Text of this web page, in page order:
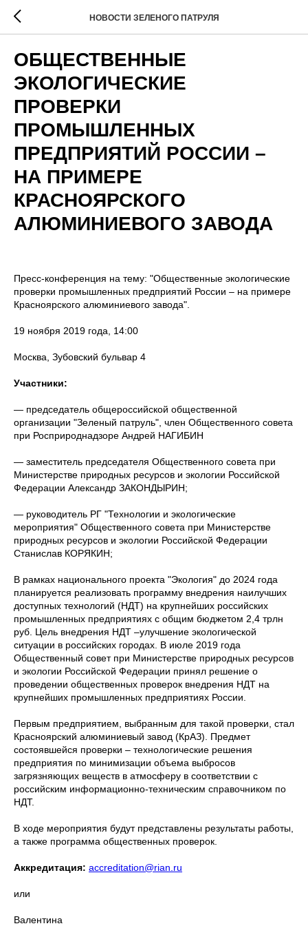
НОВОСТИ ЗЕЛЕНОГО ПАТРУЛЯ
ОБЩЕСТВЕННЫЕ
ЭКОЛОГИЧЕСКИЕ
ПРОВЕРКИ
ПРОМЫШЛЕННЫХ
ПРЕДПРИЯТИЙ РОССИИ –
НА ПРИМЕРЕ
КРАСНОЯРСКОГО
АЛЮМИНИЕВОГО ЗАВОДА
Пресс-конференция на тему: "Общественные экологические
проверки промышленных предприятий России – на примере
Красноярского алюминиевого завода".
19 ноября 2019 года, 14:00
Москва, Зубовский бульвар 4
Участники:
— председатель общероссийской общественной
организации "Зеленый патруль", член Общественного совета
при Росприроднадзоре Андрей НАГИБИН
— заместитель председателя Общественного совета при
Министерстве природных ресурсов и экологии Российской
Федерации Александр ЗАКОНДЫРИН;
— руководитель РГ "Технологии и экологические
мероприятия" Общественного совета при Министерстве
природных ресурсов и экологии Российской Федерации
Станислав КОРЯКИН;
В рамках национального проекта "Экология" до 2024 года
планируется реализовать программу внедрения наилучших
доступных технологий (НДТ) на крупнейших российских
промышленных предприятиях с общим бюджетом 2,4 трлн
руб. Цель внедрения НДТ –улучшение экологической
ситуации в российских городах. В июле 2019 года
Общественный совет при Министерстве природных ресурсов
и экологии Российской Федерации принял решение о
проведении общественных проверок внедрения НДТ на
крупнейших промышленных предприятиях России.
Первым предприятием, выбранным для такой проверки, стал
Красноярский алюминиевый завод (КрАЗ). Предмет
состоявшейся проверки – технологические решения
предприятия по минимизации объема выбросов
загрязняющих веществ в атмосферу в соответствии с
российским информационно-техническим справочником по
НДТ.
В ходе мероприятия будут представлены результаты работы,
а также программа общественных проверок.
Аккредитация: accreditation@rian.ru
или
Валентина